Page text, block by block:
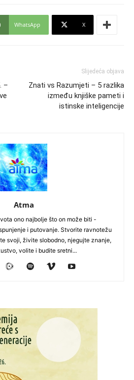
WhatsApp X
–
Slijedeća objava
Znati vs Razumjeti – 5 razlika
između knjiške pameti i
istinske inteligencije
Atma
ono najbolje što on može biti -
i putovanje. Stvorite ravnotežu
svoji, živite slobodno, njegujte znanje,
volite i budite sretni...